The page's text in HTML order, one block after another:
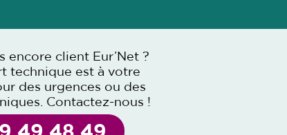
encore client Eur’Net ?
technique est à votre
des urgences ou des
Contactez-nous !